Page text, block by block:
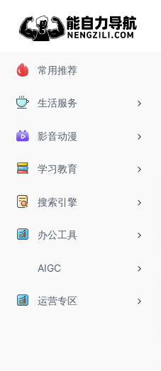
常用推荐
生活服务
影音动漫
学习教育
搜索引擎
办公工具
AIGC
运营专区